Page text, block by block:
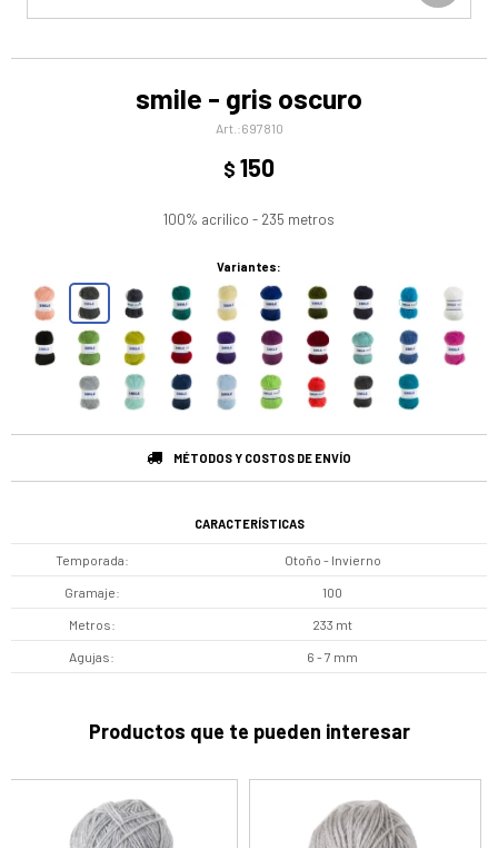
smile - gris oscuro
697810
$ 150
100% acrilico - 235 metros
Variantes:
MÉTODOS Y COSTOS DE ENVÍO
CARACTERÍSTICAS
Temporada Otoño - Invierno
Gramaje 100
Metros 233 mt
Agujas 6 - 7 mm
Productos que te pueden interesar